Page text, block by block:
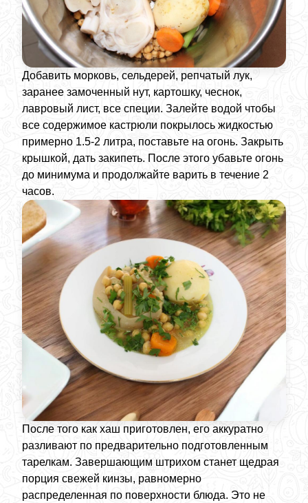
Добавить морковь, сельдерей, репчатый лук,
заранее замоченный нут, картошку, чеснок,
лавровый лист, все специи. Залейте водой чтобы
все содержимое кастрюли покрылось жидкостью
примерно 1.5-2 литра, поставьте на огонь. Закрыть
крышкой, дать закипеть. После этого убавьте огонь
до минимума и продолжайте варить в течение 2
часов.
После того как хаш приготовлен, его аккуратно
разливают по предварительно подготовленным
тарелкам. Завершающим штрихом станет щедрая
порция свежей кинзы, равномерно
распределенная по поверхности блюда. Это не